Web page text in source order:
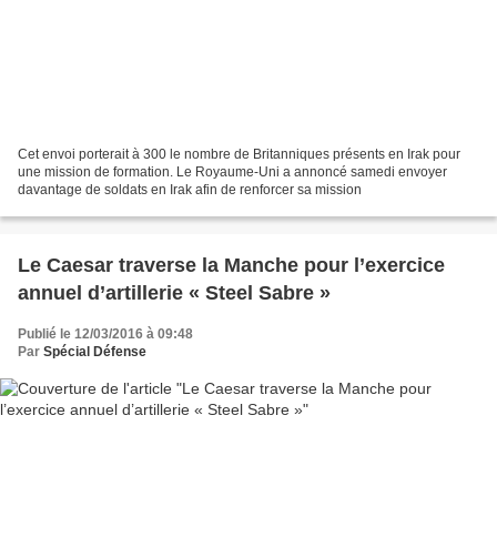
Cet envoi porterait à 300 le nombre de Britanniques présents en Irak pour
une mission de formation. Le Royaume-Uni a annoncé samedi envoyer
davantage de soldats en Irak afin de renforcer sa mission
Le Caesar traverse la Manche pour l’exercice
annuel d’artillerie « Steel Sabre »
Publié le 12/03/2016 à 09:48
Par Spécial Défense